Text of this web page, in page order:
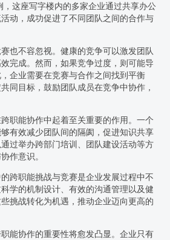
这座写字楼内的多家企业通过共享办公
动，成功促进了不同团队之间的合作与
也不容忽视。健康的竞争可以激发团队
完成。然而，如果竞争过度，则可能导
企业需要在竞赛与合作之间找到平衡
同目标，鼓励团队成员在竞争中协作，
职能协作中起着至关重要的作用。一个
有效减少团队间的隔阂，促进知识共享
过举办跨部门培训、团队建设活动等方
作意识。
跨职能挑战与竞赛是企业发展过程中不
学的机制设计、有效的沟通管理以及健
挑战转化为机遇，推动企业迈向更高的
能协作的重要性将愈发凸显。企业只有